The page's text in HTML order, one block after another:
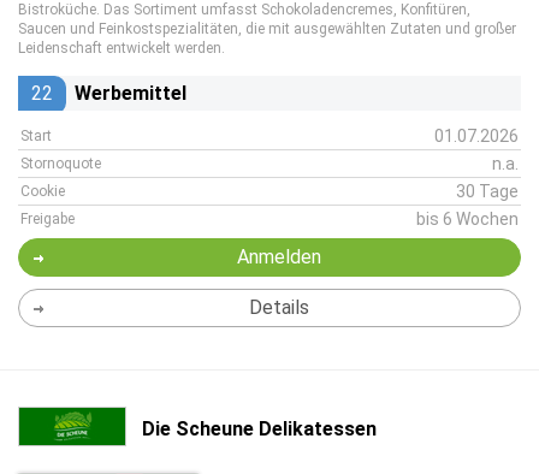
Bistroküche. Das Sortiment umfasst Schokoladencremes, Konfitüren,
Saucen und Feinkostspezialitäten, die mit ausgewählten Zutaten und großer
Leidenschaft entwickelt werden.
22 Werbemittel
Start 01.07.2026
Stornoquote n.a.
Cookie 30 Tage
Freigabe bis 6 Wochen
Anmelden
Details
Die Scheune Delikatessen